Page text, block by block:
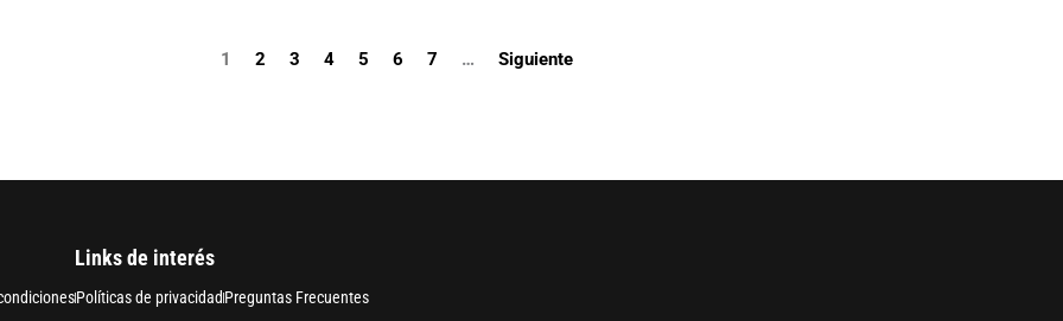
1 2 3 4 5 6 7 … Siguiente
Links de interés
Políticas de privacidadPreguntas Frecuentes